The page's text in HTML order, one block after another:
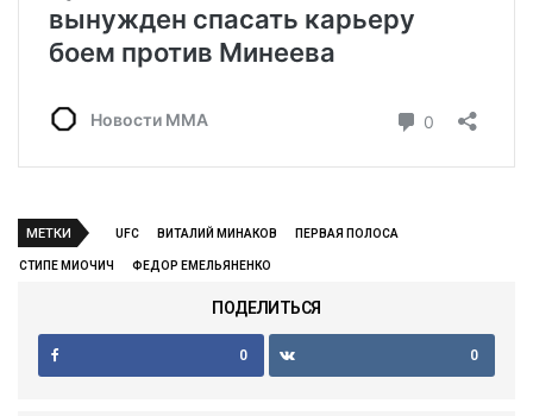
МЕТКИ UFC ВИТАЛИЙ МИНАКОВ ПЕРВАЯ ПОЛОСА
СТИПЕ МИОЧИЧ ФЕДОР ЕМЕЛЬЯНЕНКО
ПОДЕЛИТЬСЯ
0 0